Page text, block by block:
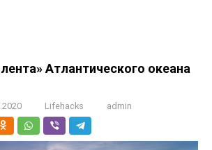
Атлантического океана
Lifehacks admin